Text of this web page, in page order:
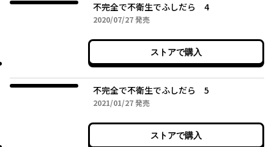
不完全で不衛生でふしだら 4
2020/07/272020年07月27日
発売
ストアで購入
不完全で不衛生でふしだら 5
2021/01/272021年01月27日
発売
ストアで購入